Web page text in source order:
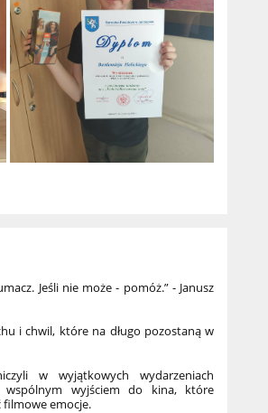
Jeśli nie może - pomóż.” - Janusz
i chwil, które na długo pozostaną w
w wyjątkowych wydarzeniach
wspólnym wyjściem do kina, które
filmowe emocje.